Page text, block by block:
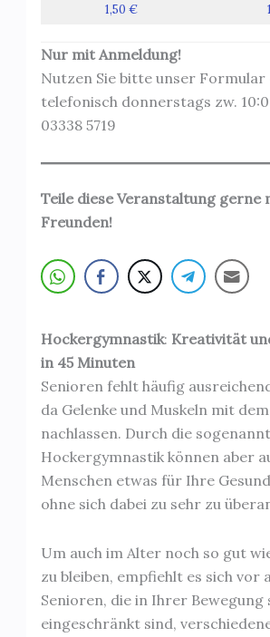
1,50 €
Nur mit Anmeldung!
Nutzen Sie bitte unser Formular
telefonisch donnerstags zw.
03338 5719
Teile diese Veranstaltung gerne
Freunden!
Hockergymnastik: Kreativität
in 45 Minuten
Senioren fehlt häufig
da Gelenke und Muskeln mit
nachlassen. Durch die
Hockergymnastik können aber
Menschen etwas für Ihre
ohne sich dabei zu sehr zu
Um auch im Alter noch so gut
zu bleiben, empfiehlt es sich vor
Senioren, die in Ihrer Bewegung
eingeschränkt sind,